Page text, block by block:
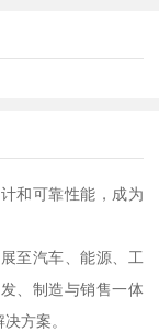
和可靠性能，成为
至汽车、能源、工
、制造与销售一体
方案。